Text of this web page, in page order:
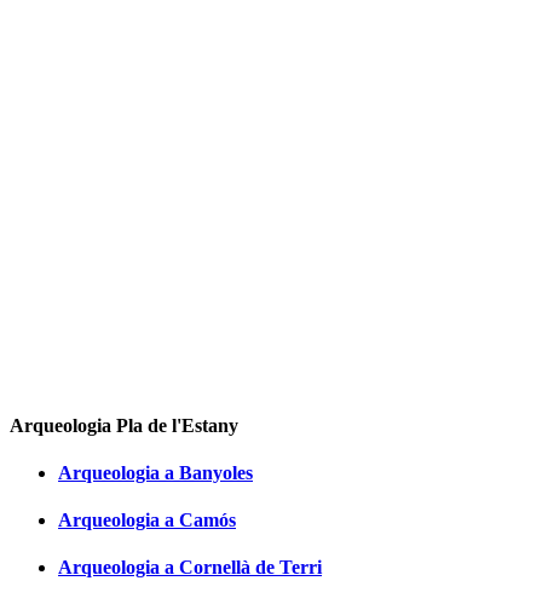
Arqueologia Pla de l'Estany
Arqueologia a Banyoles
Arqueologia a Camós
Arqueologia a Cornellà de Terri